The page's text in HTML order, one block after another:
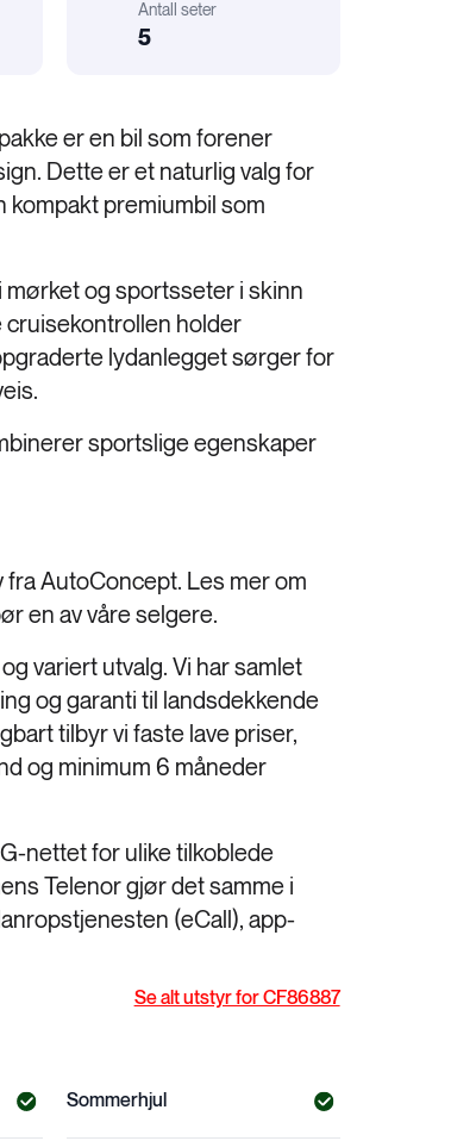
Antall seter
5
er en bil som forener
Dette er et naturlig valg for
premiumbil som
mørket og sportsseter i skinn
cruisekontrollen holder
lydanlegget sørger for
sportslige egenskaper
AutoConcept. Les mer om
en av våre selgere.
variert utvalg. Vi har samlet
og garanti til landsdekkende
tilbyr vi faste lave priser,
og minimum 6 måneder
nettet for ulike tilkoblede
Telenor gjør det samme i
(eCall), app-
Se alt utstyr for CF86887
Sommerhjul